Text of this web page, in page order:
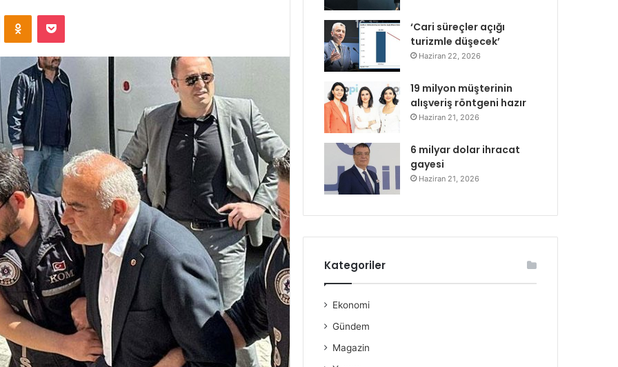
Odnoklassniki
Pocket
‘Cari süreçler açığı
turizmle düşecek’
Haziran 22, 2026
19 milyon müşterinin
alışveriş röntgeni hazır
Haziran 21, 2026
6 milyar dolar ihracat
gayesi
Haziran 21, 2026
Kategoriler
Ekonomi
Gündem
Magazin